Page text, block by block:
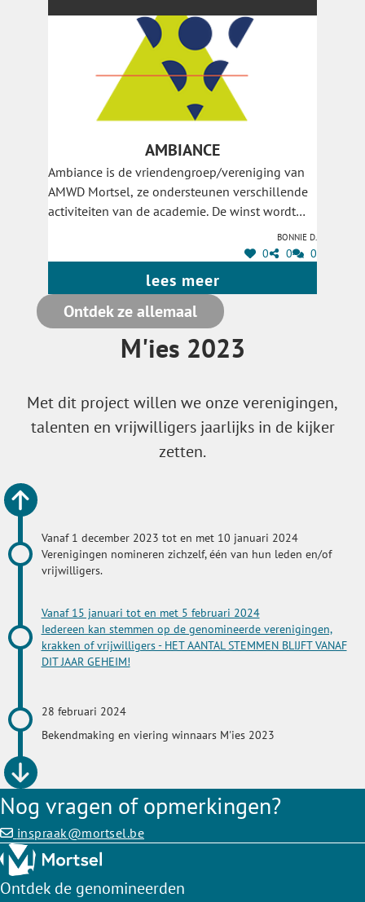
Michiel voor je onuitputtelijke energie en je
AMBIANCE
Ambiance is de vriendengroep/vereniging van
AMWD Mortsel, ze ondersteunen verschillende
activiteiten van de academie. De winst wordt
gebruikt om leerlingen te ondersteunen die het
minder breed hebben. Hartverwarmend <3
GA NAAR HET STEMFORMULIER
Bonnie D.
0 0 0
lees meer
Ontdek ze allemaal
M'ies 2023
Met dit project willen we onze verenigingen,
talenten en vrijwilligers jaarlijks in de kijker
zetten.
Vanaf 1 december 2023 tot en met 10 januari 2024
Verenigingen nomineren zichzelf, één van hun leden en/of
vrijwilligers.
Vanaf 15 januari tot en met 5 februari 2024
Iedereen kan stemmen op de genomineerde verenigingen,
krakken of vrijwilligers - HET AANTAL STEMMEN BLIJFT VANAF
DIT JAAR GEHEIM!
28 februari 2024
Bekendmaking en viering winnaars M'ies 2023
Nog vragen of opmerkingen?
inspraak@mortsel.be
Ontdek de genomineerden